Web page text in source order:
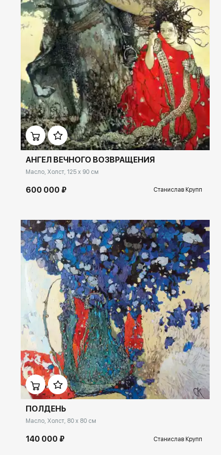
Домен: ekb.rakovgallery.ru
АНГЕЛ ВЕЧНОГО ВОЗВРАЩЕНИЯ
Масло, Холст, 125 x 90 см
600 000 ₽ Станислав Крупп
Домен: ekb.rakovgallery.ru
ПОЛДЕНЬ
Масло, Холст, 80 x 80 см
140 000 ₽ Станислав Крупп